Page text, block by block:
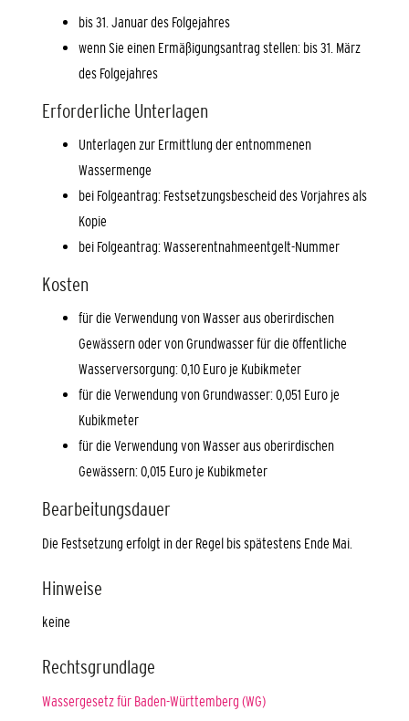
bis 31. Januar des Folgejahres
wenn Sie einen Ermäßigungsantrag stellen: bis 31. März
des Folgejahres
Erforderliche Unterlagen
Unterlagen zur Ermittlung der entnommenen
Wassermenge
bei Folgeantrag: Festsetzungsbescheid des Vorjahres als
Kopie
bei Folgeantrag: Wasserentnahmeentgelt-Nummer
Kosten
für die Verwendung von Wasser aus oberirdischen
Gewässern oder von Grundwasser für die öffentliche
Wasserversorgung: 0,10 Euro je Kubikmeter
für die Verwendung von Grundwasser: 0,051 Euro je
Kubikmeter
für die Verwendung von Wasser aus oberirdischen
Gewässern: 0,015 Euro je Kubikmeter
Bearbeitungsdauer
Die Festsetzung erfolgt in der Regel bis spätestens Ende Mai.
Hinweise
keine
Rechtsgrundlage
Wassergesetz für Baden-Württemberg (WG)